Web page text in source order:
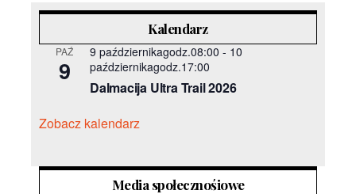
Kalendarz
PAŹ
9
9 październikagodz.08:00 - 10
październikagodz.17:00
Dalmacija Ultra Trail 2026
Zobacz kalendarz
Media społecznośiowe